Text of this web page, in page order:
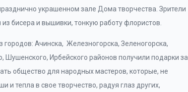
украшенном зале Дома творчества. Зрители
бисера и вышивки, тонкую работу флористов.
Ачинска, Железногорска, Зеленогорска,
Шушенского, Ирбейского районов получили подарки за
общество для народных мастеров, которые, не
и тепла в свое творчество, радуя глаз других,